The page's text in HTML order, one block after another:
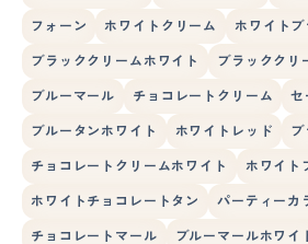
フォーン ホワイトクリーム ホワイト
ブラッククリームホワイト ブラッククリ
ブルーマール チョコレートクリーム セ
ブルータンホワイト ホワイトレッド ブ
チョコレートクリームホワイト ホワイト
ホワイトチョコレートタン パーティーカ
チョコレートマール ブルーマールホワイ